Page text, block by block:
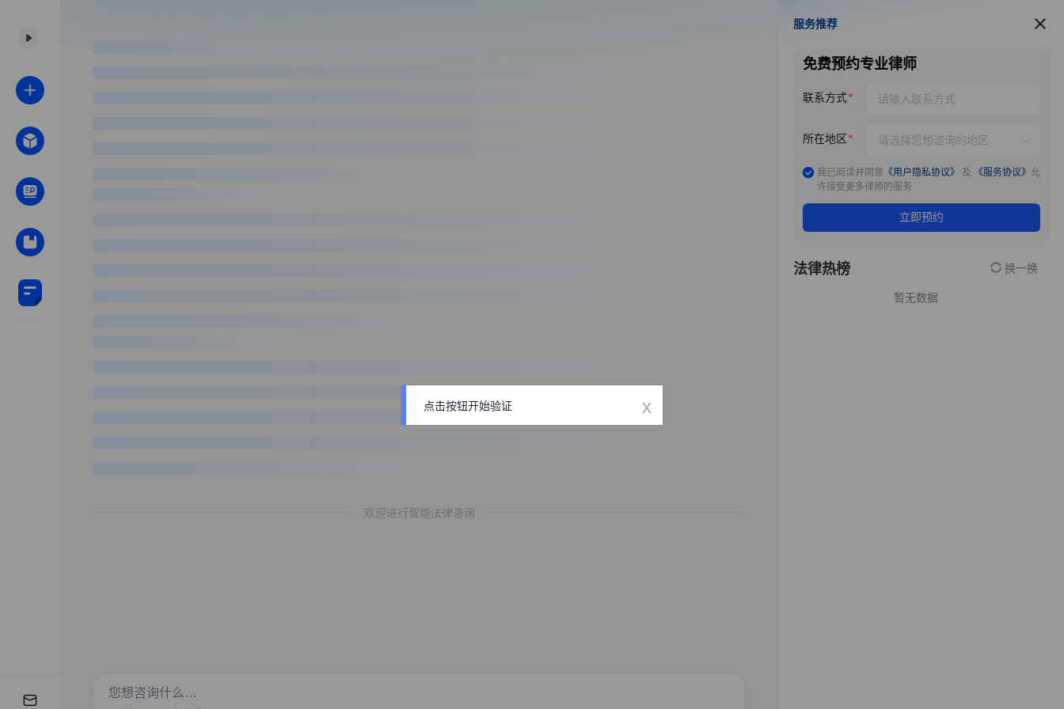
欢迎进行智能法律咨询
服务推荐
服务推荐
免费预约专业律师
联系方式
所在地区
我已阅读并同意 《用户隐私协议》 及 《服务协议》 允
许接受更多律师的服务
立即预约
法律热榜 换一换
暂无数据
点击按钮开始验证 x